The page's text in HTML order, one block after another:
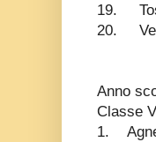
19.
20.
Anno
Classe
1.